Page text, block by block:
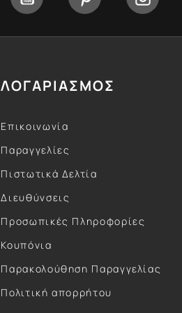
ΛΟΓΑΡΙΑΣΜΟΣ
Επικοινωνία
Παραγγελίες
Πιστωτικά Δελτία
Διευθύνσεις
Προσωπικές Πληροφορίες
Κουπόνια
Παρακολούθηση Παραγγελίας
Πολιτική απορρήτου